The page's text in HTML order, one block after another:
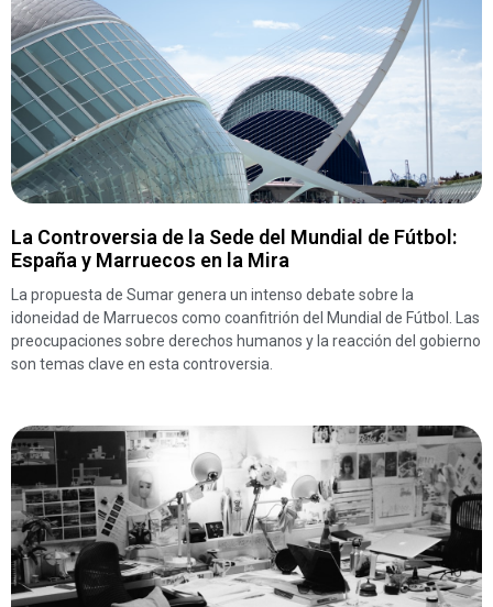
La Controversia de la Sede del Mundial de Fútbol:
España y Marruecos en la Mira
La propuesta de Sumar genera un intenso debate sobre la
idoneidad de Marruecos como coanfitrión del Mundial de Fútbol. Las
preocupaciones sobre derechos humanos y la reacción del gobierno
son temas clave en esta controversia.